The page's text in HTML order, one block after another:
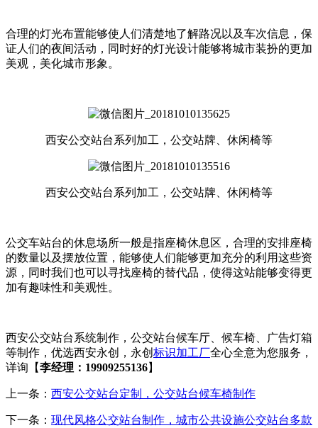
合理的灯光布置能够使人们清楚地了解路况以及车次信息，保
证人们的夜间活动，同时好的灯光设计能够将城市装扮的更加
美观，美化城市形象。
西安公交站台系列加工，公交站牌、休闲椅等
西安公交站台系列加工，公交站牌、休闲椅等
公交车站台的休息场所一般是指座椅休息区，合理的安排座椅
的数量以及摆放位置，能够使人们能够更加充分的利用这些资
源，同时我们也可以寻找座椅的替代品，使得这站能够变得更
加有趣味性和美观性。
西安公交站台系统制作，公交站台候车厅、候车椅、广告灯箱
等制作，优选西安永创，永创 标识加工厂全心全意为您服务，
详询【李经理：19909255136】
上一条： 西安公交站台定制，公交站台候车椅制作
下一条： 现代风格公交站台制作，城市公共设施公交站台多款